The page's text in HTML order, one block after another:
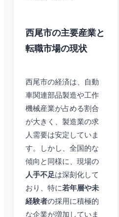
西尾市の主要産業と
転職市場の現状
西尾市の経済は、自動
車関連部品製造や工作
機械産業が占める割合
が大きく、製造業の求
人需要は安定していま
す。しかし、全国的な
傾向と同様に、現場の
人手不足は深刻化して
おり、特に若年層や未
経験者の採用に積極的
な企業が増加していま